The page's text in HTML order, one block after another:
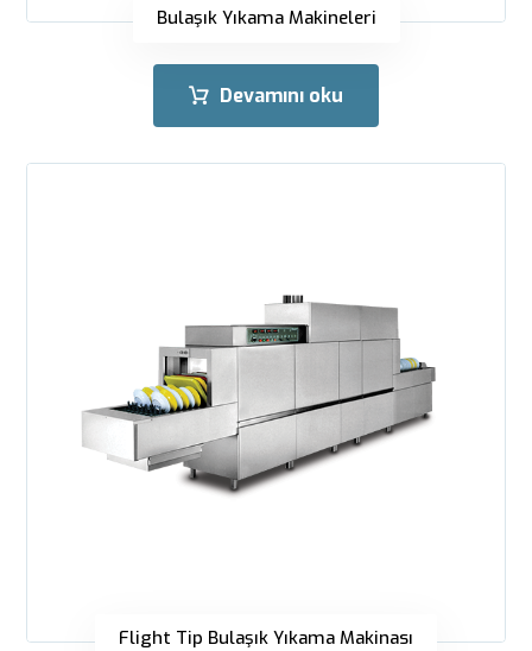
Bulaşık Yıkama Makineleri
Devamını oku
Flight Tip Bulaşık Yıkama Makinası